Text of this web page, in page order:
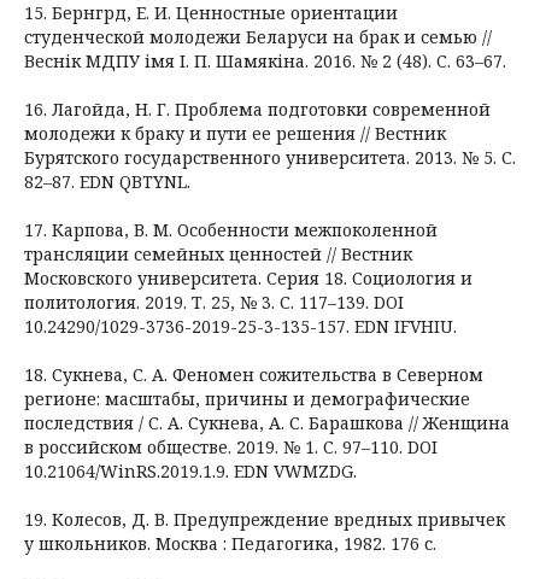
15. Бернгрд, Е. И. Ценностные ориентации
студенческой молодежи Беларуси на брак и семью //
Веснік МДПУ імя І. П. Шамякіна. 2016. № 2 (48). C. 63–67.
16. Лагойда, Н. Г. Проблема подготовки современной
молодежи к браку и пути ее решения // Вестник
Бурятского государственного университета. 2013. № 5. С.
82–87. EDN QBTYNL.
17. Карпова, В. М. Особенности межпоколенной
трансляции семейных ценностей // Вестник
Московского университета. Серия 18. Социология и
политология. 2019. Т. 25, № 3. С. 117–139. DOI
10.24290/1029-3736-2019-25-3-135-157. EDN IFVHIU.
18. Сукнева, С. А. Феномен сожительства в Северном
регионе: масштабы, причины и демографические
последствия / С. А. Сукнева, А. С. Барашкова // Женщина
в российском обществе. 2019. № 1. С. 97–110. DOI
10.21064/WinRS.2019.1.9. EDN VWMZDG.
19. Колесов, Д. В. Предупреждение вредных привычек
у школьников. Москва : Педагогика, 1982. 176 с.